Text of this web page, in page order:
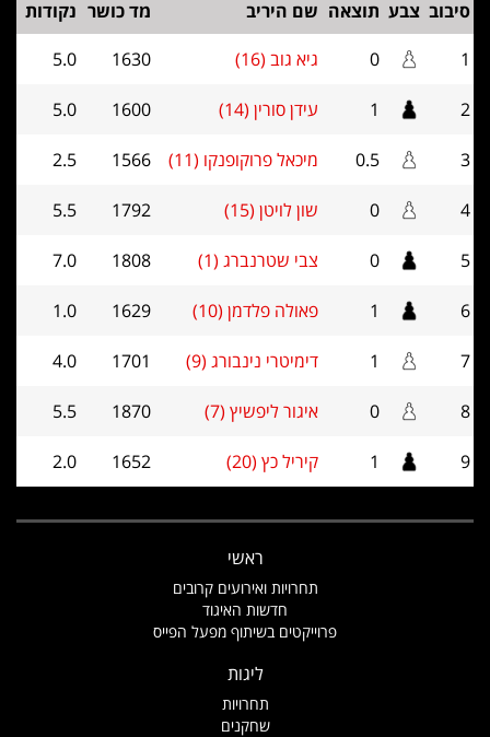
סיבוב צבע תוצאה שם היריב מד כושר נקודות
1
0 גיא גוב (16) 1630
5.0
2
1 עידן סורין (14) 1600
5.0
3
0.5 מיכאל פרוקופנקו (11) 1566
2.5
4
0 שון לויטן (15) 1792
5.5
5
0 צבי שטרנברג (1) 1808
7.0
6
1 פאולה פלדמן (10) 1629
1.0
7
1 דימיטרי נינבורג (9) 1701
4.0
8
0 איגור ליפשיץ (7) 1870
5.5
9
1 קיריל כץ (20) 1652
2.0
ראשי
תחרויות ואירועים קרובים
חדשות האיגוד
פרוייקטים בשיתוף מפעל הפייס
ליגות
תחרויות
שחקנים